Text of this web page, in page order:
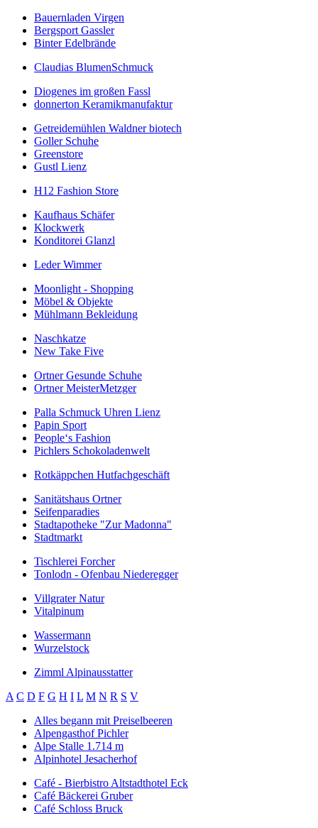
Bauernladen Virgen
Bergsport Gassler
Binter Edelbrände
Claudias BlumenSchmuck
Diogenes im großen Fassl
donnerton Keramikmanufaktur
Getreidemühlen Waldner biotech
Goller Schuhe
Greenstore
Gustl Lienz
H12 Fashion Store
Kaufhaus Schäfer
Klockwerk
Konditorei Glanzl
Leder Wimmer
Moonlight - Shopping
Möbel & Objekte
Mühlmann Bekleidung
Naschkatze
New Take Five
Ortner Gesunde Schuhe
Ortner MeisterMetzger
Palla Schmuck Uhren Lienz
Papin Sport
People‘s Fashion
Pichlers Schokoladenwelt
Rotkäppchen Hutfachgeschäft
Sanitätshaus Ortner
Seifenparadies
Stadtapotheke "Zur Madonna"
Stadtmarkt
Tischlerei Forcher
Tonlodn - Ofenbau Niederegger
Villgrater Natur
Vitalpinum
Wassermann
Wurzelstock
Zimml Alpinausstatter
A C D F G H I L M N R S V
Alles begann mit Preiselbeeren
Alpengasthof Pichler
Alpe Stalle 1.714 m
Alpinhotel Jesacherhof
Café - Bierbistro Altstadthotel Eck
Café Bäckerei Gruber
Café Schloss Bruck